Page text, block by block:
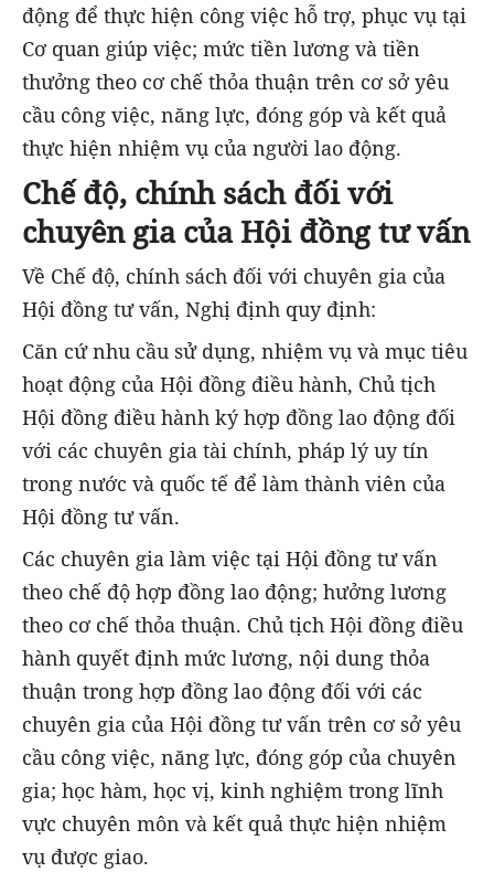
động để thực hiện công việc hỗ trợ, phục vụ tại
Cơ quan giúp việc; mức tiền lương và tiền
thưởng theo cơ chế thỏa thuận trên cơ sở yêu
cầu công việc, năng lực, đóng góp và kết quả
thực hiện nhiệm vụ của người lao động.
Chế độ, chính sách đối với
chuyên gia của Hội đồng tư vấn
Về Chế độ, chính sách đối với chuyên gia của
Hội đồng tư vấn, Nghị định quy định:
Căn cứ nhu cầu sử dụng, nhiệm vụ và mục tiêu
hoạt động của Hội đồng điều hành, Chủ tịch
Hội đồng điều hành ký hợp đồng lao động đối
với các chuyên gia tài chính, pháp lý uy tín
trong nước và quốc tế để làm thành viên của
Hội đồng tư vấn.
Các chuyên gia làm việc tại Hội đồng tư vấn
theo chế độ hợp đồng lao động; hưởng lương
theo cơ chế thỏa thuận. Chủ tịch Hội đồng điều
hành quyết định mức lương, nội dung thỏa
thuận trong hợp đồng lao động đối với các
chuyên gia của Hội đồng tư vấn trên cơ sở yêu
cầu công việc, năng lực, đóng góp của chuyên
gia; học hàm, học vị, kinh nghiệm trong lĩnh
vực chuyên môn và kết quả thực hiện nhiệm
vụ được giao.